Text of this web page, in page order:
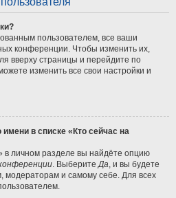
пользователем, все ваши
конференции. Чтобы изменить их,
вверху страницы и перейдите по
изменить все свои настройки и
в списке «Кто сейчас на
в личном разделе вы найдёте опцию
. Выберите Да , и вы будете
модераторам и самому себе. Для всех